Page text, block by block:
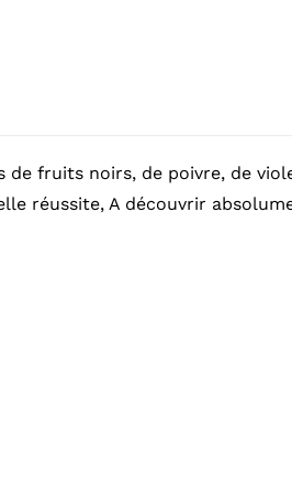
de fruits noirs, de poivre, de
réussite, A découvrir